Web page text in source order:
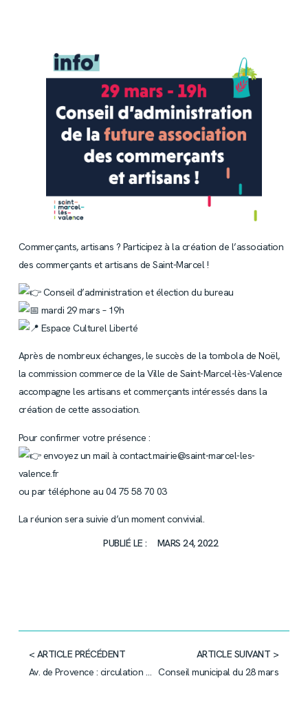
Commerçants, artisans ? Participez à la création de l’association
des commerçants et artisans de Saint-Marcel !
Conseil d’administration et élection du bureau
mardi 29 mars – 19h
Espace Culturel Liberté
Après de nombreux échanges, le succès de la tombola de Noël,
la commission commerce de la Ville de Saint-Marcel-lès-Valence
accompagne les artisans et commerçants intéressés dans la
création de cette association.
Pour confirmer votre présence :
envoyez un mail à contact.mairie@saint-marcel-les-
valence.fr
ou par téléphone au 04 75 58 70 03
La réunion sera suivie d’un moment convivial.
PUBLIÉ LE :
MARS 24, 2022
< ARTICLE PRÉCÉDENT
ARTICLE SUIVANT >
Conseil municipal du 28 mars